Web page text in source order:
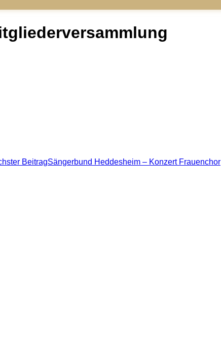
BeitragSängerbund Heddesheim – Konzert Frauenchor